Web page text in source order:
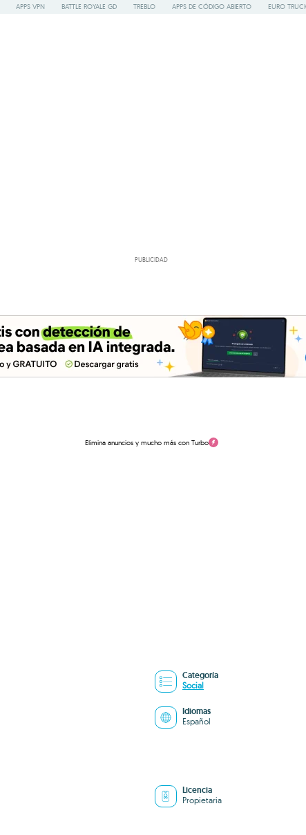
APPS VPN BATTLE ROYALE GD TREBLO APPS DE CÓDIGO ABIERTO EURO
PUBLICIDAD
Elimina anuncios y mucho más con Turbo
Categoría
Social
Idiomas
Español
Licencia
Propietaria